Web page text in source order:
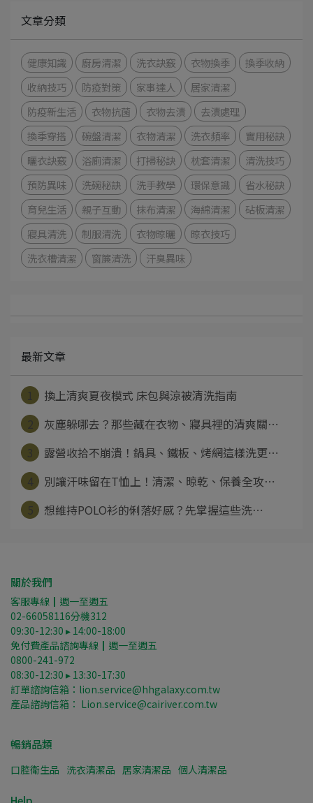
文章分類
健康知識 廚房清潔 洗衣訣竅 衣物換季
換季收納
收納技巧
防疫對策 家事達人
居家清潔
防疫新生活
衣物抗菌 衣物去漬
去漬處理
換季穿搭
碗盤清潔 衣物清潔 洗衣頻率
實用秘訣
曬衣訣竅
浴廁清潔 打掃秘訣 枕套清潔
清洗技巧
預防異味
洗碗秘訣 洗手教學 環保意識
省水秘訣
育兒生活
親子互動 抹布清潔 海綿清潔
砧板清潔
寢具清洗
制服清洗 衣物晾曬
晾衣技巧
洗衣槽清潔
窗簾清洗 汗臭異味
最新文章
換上清爽夏夜模式 床包與涼被清洗指南
灰塵躲哪去？那些藏在衣物、寢具裡的清爽關⋯
露營收拾不崩潰！鍋具、鐵板、烤網這樣洗更⋯
別讓汗味留在T恤上！清潔、晾乾、保養全攻⋯
想維持POLO衫的俐落好感？先掌握這些洗⋯
關於我們
客服專線┃週一至週五
02-66058116分機312
09:30-12:30 ▸ 14:00-18:00
免付費產品諮詢專線┃週一至週五
0800-241-972
08:30-12:30 ▸ 13:30-17:30
訂單諮詢信箱：lion.service@hhgalaxy.com.tw
產品諮詢信箱： Lion.service@cairiver.com.tw
暢銷品類
口腔衛生品 洗衣清潔品 居家清潔品 個人清潔品